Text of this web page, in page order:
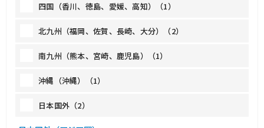
四国（香川、徳島、愛媛、高知）（1）
北九州（福岡、佐賀、長崎、大分）（2）
南九州（熊本、宮崎、鹿児島）（1）
沖縄（沖縄）（1）
日本国外（2）